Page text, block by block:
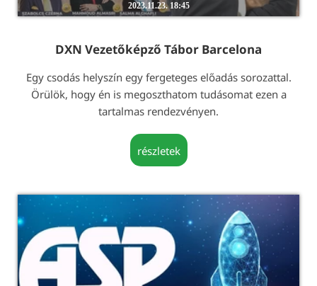
2023.11.23. 18:45
DXN Vezetőképző Tábor Barcelona
Egy csodás helyszín egy fergeteges előadás sorozattal.
Örülök, hogy én is megoszthatom tudásomat ezen a
tartalmas rendezvényen.
részletek